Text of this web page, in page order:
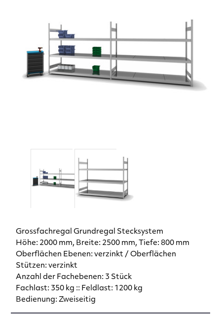
Grossfachregal Grundregal Stecksystem
Höhe: 2000 mm, Breite: 2500 mm, Tiefe: 800 mm
Oberflächen Ebenen: verzinkt / Oberflächen
Stützen: verzinkt
Anzahl der Fachebenen: 3 Stück
Fachlast: 350 kg :: Feldlast: 1200 kg
Bedienung: Zweiseitig